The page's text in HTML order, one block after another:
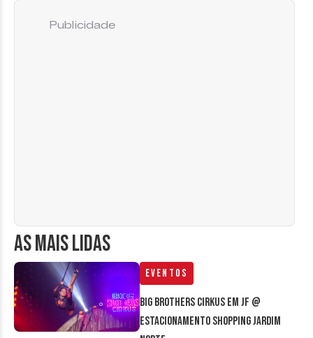
AS MAIS LIDAS
Eventos
Big Brothers Cirkus em JF @
estacionamento Shopping Jardim
Publicidade